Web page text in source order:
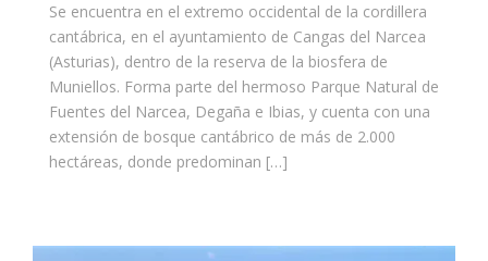
Se encuentra en el extremo occidental de la cordillera
cantábrica, en el ayuntamiento de Cangas del Narcea
(Asturias), dentro de la reserva de la biosfera de
Muniellos. Forma parte del hermoso Parque Natural de
Fuentes del Narcea, Degaña e Ibias, y cuenta con una
extensión de bosque cantábrico de más de 2.000
hectáreas, donde predominan […]